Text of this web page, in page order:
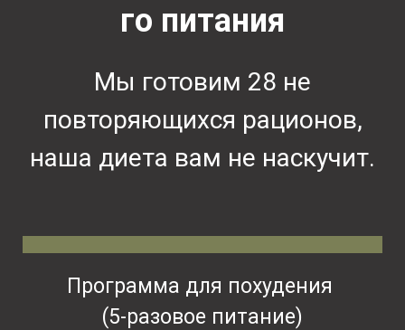
го питания
Мы готовим 28 не
повторяющихся рационов,
наша диета вам не наскучит.
Программа для похудения
(5-разовое питание)